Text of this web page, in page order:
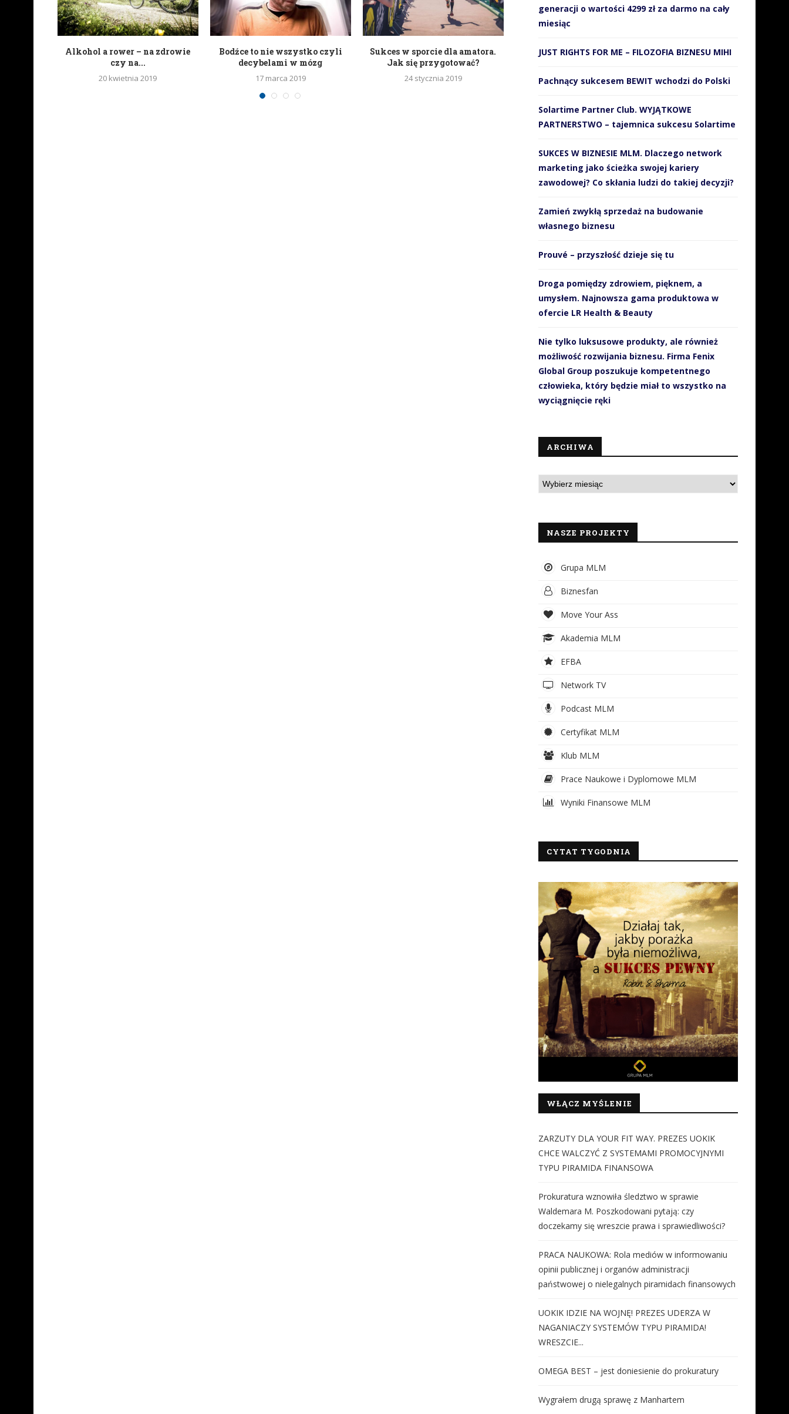
Alkohol a rower – na zdrowie
czy na...
20 kwietnia 2019
Bodźce to nie wszystko czyli
decybelami w mózg
17 marca 2019
Sukces w sporcie dla amatora.
Jak się przygotować?
24 stycznia 2019
Jak SMS-y wspierają
10 stycznia 2019
Sportowcy obalają mit, że
21 listopada 2018
generacji o wartości 4299 zł za darmo na cały
miesiąc
JUST RIGHTS FOR ME – FILOZOFIA BIZNESU MIHI
Pachnący sukcesem BEWIT wchodzi do Polski
Solartime Partner Club. WYJĄTKOWE
PARTNERSTWO – tajemnica sukcesu Solartime
SUKCES W BIZNESIE MLM. Dlaczego network
marketing jako ścieżka swojej kariery
zawodowej? Co skłania ludzi do takiej decyzji?
Zamień zwykłą sprzedaż na budowanie
własnego biznesu
Prouvé – przyszłość dzieje się tu
Droga pomiędzy zdrowiem, pięknem, a
umysłem. Najnowsza gama produktowa w
ofercie LR Health & Beauty
Nie tylko luksusowe produkty, ale również
możliwość rozwijania biznesu. Firma Fenix
Global Group poszukuje kompetentnego
człowieka, który będzie miał to wszystko na
wyciągnięcie ręki
ARCHIWA
NASZE PROJEKTY
Grupa MLM
Biznesfan
Move Your Ass
Akademia MLM
EFBA
Network TV
Podcast MLM
Certyfikat MLM
Klub MLM
Prace Naukowe i Dyplomowe MLM
Wyniki Finansowe MLM
CYTAT TYGODNIA
WŁĄCZ MYŚLENIE
ZARZUTY DLA YOUR FIT WAY. PREZES UOKIK
CHCE WALCZYĆ Z SYSTEMAMI PROMOCYJNYMI
TYPU PIRAMIDA FINANSOWA
Prokuratura wznowiła śledztwo w sprawie
Waldemara M. Poszkodowani pytają: czy
doczekamy się wreszcie prawa i sprawiedliwości?
PRACA NAUKOWA: Rola mediów w informowaniu
opinii publicznej i organów administracji
państwowej o nielegalnych piramidach finansowych
UOKIK IDZIE NA WOJNĘ! PREZES UDERZA W
NAGANIACZY SYSTEMÓW TYPU PIRAMIDA!
WRESZCIE...
OMEGA BEST – jest doniesienie do prokuratury
Wygrałem drugą sprawę z Manhartem